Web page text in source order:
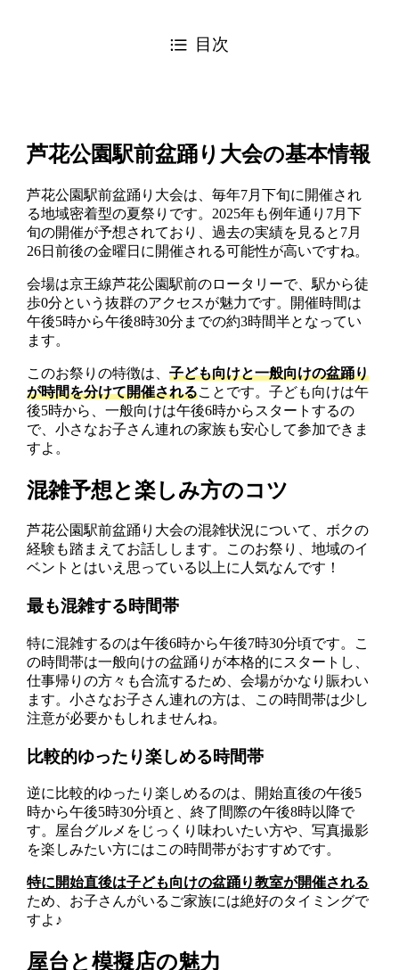
目次
芦花公園駅前盆踊り大会の基本情報
芦花公園駅前盆踊り大会は、毎年7月下旬に開催され
る地域密着型の夏祭りです。2025年も例年通り7月下
旬の開催が予想されており、過去の実績を見ると7月
26日前後の金曜日に開催される可能性が高いですね。
会場は京王線芦花公園駅前のロータリーで、駅から徒
歩0分という抜群のアクセスが魅力です。開催時間は
午後5時から午後8時30分までの約3時間半となってい
ます。
このお祭りの特徴は、子ども向けと一般向けの盆踊り
が時間を分けて開催されることです。子ども向けは午
後5時から、一般向けは午後6時からスタートするの
で、小さなお子さん連れの家族も安心して参加できま
すよ。
混雑予想と楽しみ方のコツ
芦花公園駅前盆踊り大会の混雑状況について、ボクの
経験も踏まえてお話しします。このお祭り、地域のイ
ベントとはいえ思っている以上に人気なんです！
最も混雑する時間帯
特に混雑するのは午後6時から午後7時30分頃です。こ
の時間帯は一般向けの盆踊りが本格的にスタートし、
仕事帰りの方々も合流するため、会場がかなり賑わい
ます。小さなお子さん連れの方は、この時間帯は少し
注意が必要かもしれませんね。
比較的ゆったり楽しめる時間帯
逆に比較的ゆったり楽しめるのは、開始直後の午後5
時から午後5時30分頃と、終了間際の午後8時以降で
す。屋台グルメをじっくり味わいたい方や、写真撮影
を楽しみたい方にはこの時間帯がおすすめです。
特に開始直後は子ども向けの盆踊り教室が開催される
ため、お子さんがいるご家族には絶好のタイミングで
すよ♪
屋台と模擬店の魅力